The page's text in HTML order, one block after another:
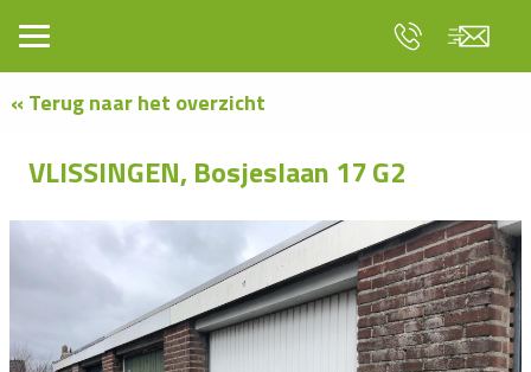
« Terug naar het overzicht
VLISSINGEN, Bosjeslaan 17 G2